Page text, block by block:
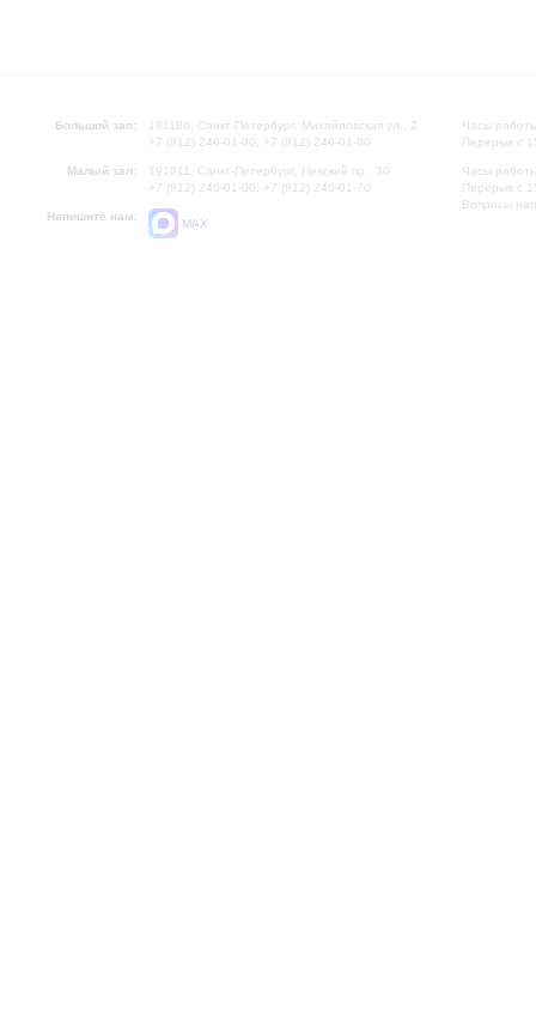
Большой зал:
191186, Санкт-Петербург, Михайловская ул., 2
+7 (812) 240-01-00, +7 (812) 240-01-80
Малый зал:
191011, Санкт-Петербург, Невский пр., 30
+7 (812) 240-01-00, +7 (812) 240-01-70
Напишите нам:
MAX
Часы
Перерыв с
Часы
Перерыв с
Вопросы